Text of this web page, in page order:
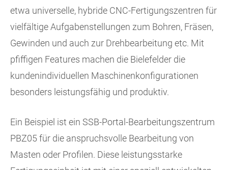
etwa universelle, hybride CNC-Fertigungszentren für
vielfältige Aufgabenstellungen zum Bohren, Fräsen,
Gewinden und auch zur Drehbearbeitung etc. Mit
pfiffigen Features machen die Bielefelder die
kundenindividuellen Maschinenkonfigurationen
besonders leistungsfähig und produktiv.
Ein Beispiel ist ein SSB-Portal-Bearbeitungszentrum
PBZ05 für die anspruchsvolle Bearbeitung von
Masten oder Profilen. Diese leistungsstarke